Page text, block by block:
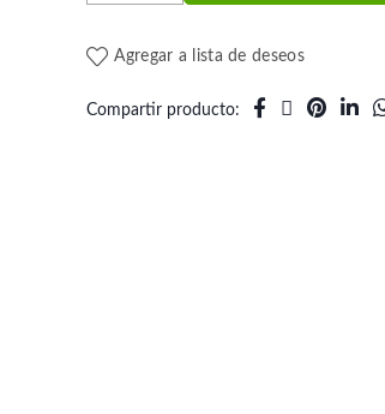
Agregar a lista de deseos
Compartir producto